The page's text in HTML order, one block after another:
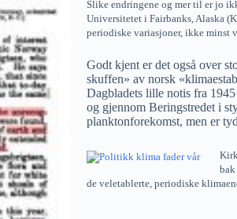
Slike endringene og mer til er jo
Universitetet i Fairbanks, Alaska
periodiske variasjoner, ikke minst
Godt kjent er det også over
skuffen» av norsk
Dagbladets lille notis fra
og gjennom Beringstredet i
planktonforekomst, men er
de veletablerte, periodiske